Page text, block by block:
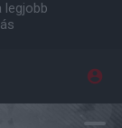
legjobb